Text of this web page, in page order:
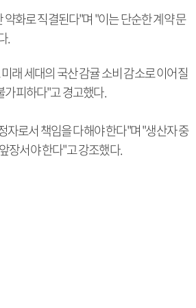
화로 직결된다"며 "이는 단순한 계약 문
.
래 세대의 국산 감귤 소비 감소로 이어질
가피하다"고 경고했다.
로서 책임을 다해야 한다"며 "생산자 중
장서야 한다"고 강조했다.